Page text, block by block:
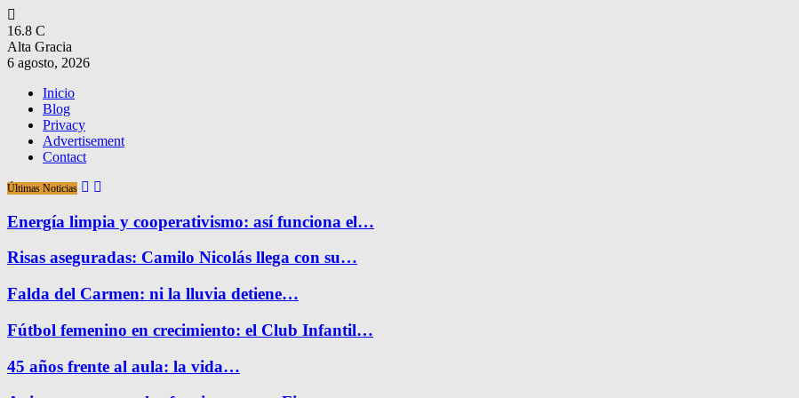
16.8 C
Alta Gracia
6 agosto, 2026
Inicio
Blog
Privacy
Advertisement
Contact
Últimas Noticias
Energía limpia y cooperativismo: así funciona el…
Risas aseguradas: Camilo Nicolás llega con su…
Falda del Carmen: ni la lluvia detiene…
Fútbol femenino en crecimiento: el Club Infantil…
45 años frente al aula: la vida…